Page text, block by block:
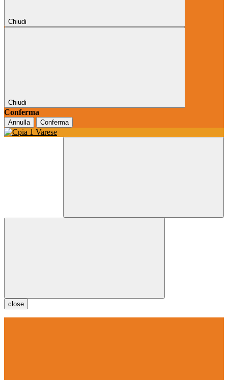
Chiudi
Chiudi
Conferma
Annulla Conferma
close